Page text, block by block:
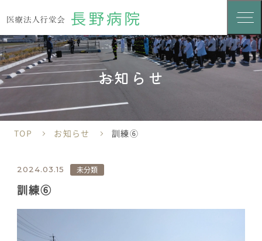
お知らせ
TOP お知らせ 訓練⑥
2024.03.15 未分類
訓練⑥